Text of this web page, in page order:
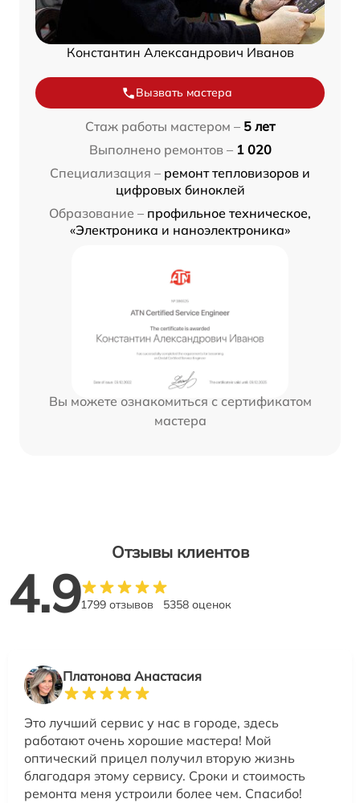
Константин Александрович Иванов
Вызвать мастера
Стаж работы мастером – 5 лет
Выполнено ремонтов – 1 020
Специализация – ремонт тепловизоров и
цифровых биноклей
Образование – профильное техническое,
«Электроника и наноэлектроника»
Вы можете ознакомиться с сертификатом
мастера
Отзывы клиентов
4.91799 отзывов 5358 оценок
Платонова Анастасия
Это лучший сервис у нас в городе, здесь
работают очень хорошие мастера! Мой
оптический прицел получил вторую жизнь
благодаря этому сервису. Сроки и стоимость
ремонта меня устроили более чем. Спасибо!